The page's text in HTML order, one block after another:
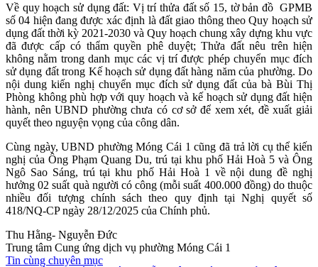
Về quy hoạch sử dụng đất: Vị trí thửa đất số 15, tờ bản đồ GPMB
số 04 hiện đang được xác định là đất giao thông theo Quy hoạch sử
dụng đất thời kỳ 2021-2030 và Quy hoạch chung xây dựng khu vực
đã được cấp có thẩm quyền phê duyệt; Thửa đất nêu trên hiện
không nằm trong danh mục các vị trí được phép chuyển mục đích
sử dụng đất trong Kế hoạch sử dụng đất hàng năm của phường. Do
nội dung kiến nghị chuyển mục đích sử dụng đất của bà Bùi Thị
Phòng không phù hợp với quy hoạch và kế hoạch sử dụng đất hiện
hành, nên UBND phường chưa có cơ sở để xem xét, đề xuất giải
quyết theo nguyện vọng của công dân.
Cùng ngày, UBND phường Móng Cái 1 cũng đã trả lời cụ thể kiến
nghị của Ông Phạm Quang Du, trú tại khu phố Hải Hoà 5 và Ông
Ngô Sao Sáng, trú tại khu phố Hải Hoà 1 về nội dung đề nghị
hưởng 02 suất quà người có công (mỗi suất 400.000 đồng) do thuộc
nhiều đối tượng chính sách theo quy định tại Nghị quyết số
418/NQ-CP ngày 28/12/2025 của Chính phủ.
Thu Hằng- Nguyễn Đức
Trung tâm Cung ứng dịch vụ phường Móng Cái 1
Tin cùng chuyên mục